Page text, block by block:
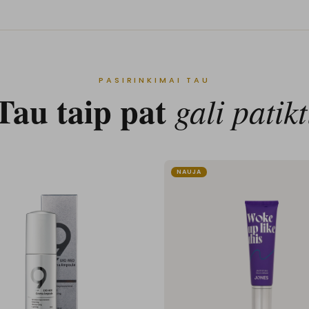
PASIRINKIMAI TAU
taip pat gali
NAUJA